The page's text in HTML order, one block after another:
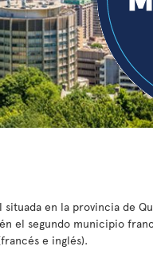
en la provincia de
el segundo municipio
e inglés).